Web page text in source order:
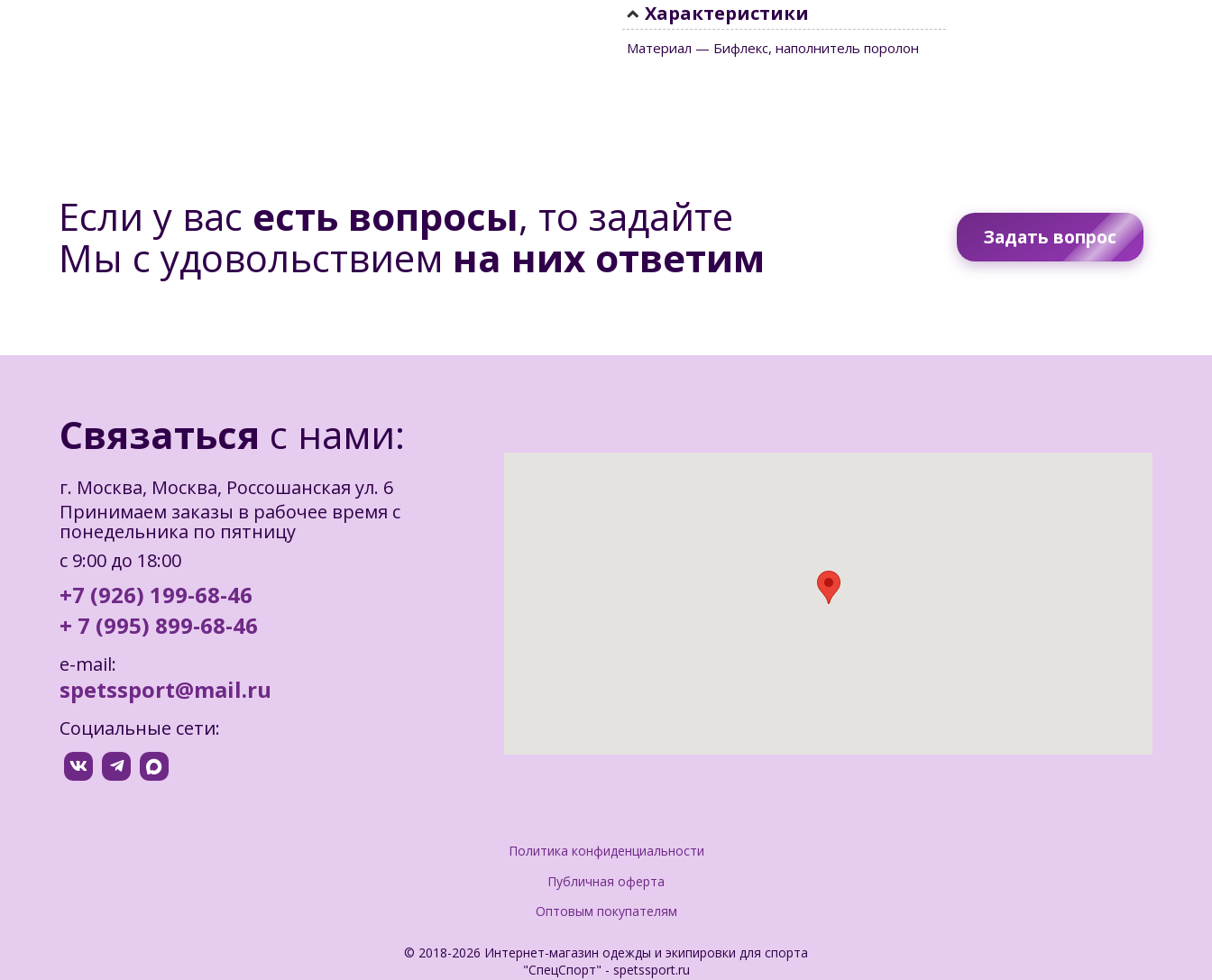
Характеристики
Материал — Бифлекс, наполнитель поролон
Если у вас есть вопросы, то задайте
Мы с удовольствием на них ответим Задать вопрос
Связаться с нами:
г. Москва, Москва, Россошанская ул. 6
Принимаем заказы в рабочее время с
понедельника по пятницу
с 9:00 до 18:00
+7 (926) 199-68-46
+ 7 (995) 899-68-46
e-mail:
spetssport@mail.ru
Социальные сети:
Политика конфиденциальности
Публичная оферта
Оптовым покупателям
© 2018-2026 Интернет-магазин одежды и экипировки для спорта
"СпецСпорт" - spetssport.ru